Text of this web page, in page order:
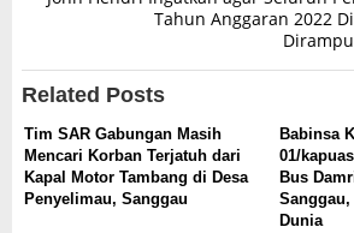
Tahun Anggaran 2022
Related Posts
Tim SAR Gabungan Masih
Mencari Korban Terjatuh dari
Kapal Motor Tambang di Desa
Penyelimau, Sanggau
Babinsa
01/
Bus
Dunia